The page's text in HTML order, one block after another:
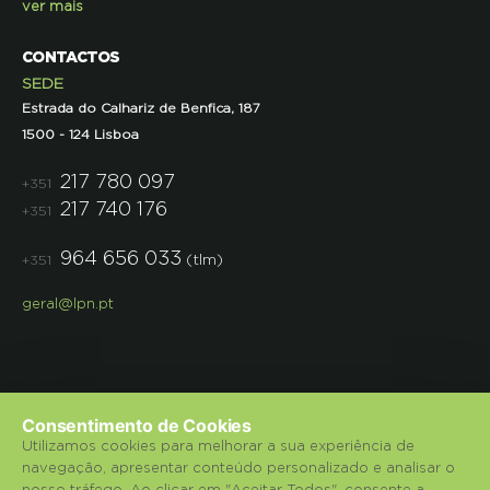
ver mais
CONTACTOS
SEDE
Estrada do Calhariz de Benfica, 187
1500 - 124 Lisboa
+351 217 780 097
+351 217 740 176
+351 964 656 033 (tlm)
geral@lpn.pt
© 2018 Liga para a Protecção da Natureza.
Consentimento de Cookies
Utilizamos cookies para melhorar a sua experiência de
navegação, apresentar conteúdo personalizado e analisar o